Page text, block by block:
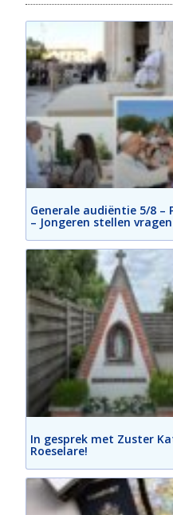
Generale audiëntie 5/8 –
– Jongeren stellen
In gesprek met Zuster
Roeselare!